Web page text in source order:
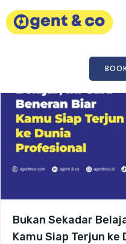
Bukan Sekadar
Kamu Siap Terjun